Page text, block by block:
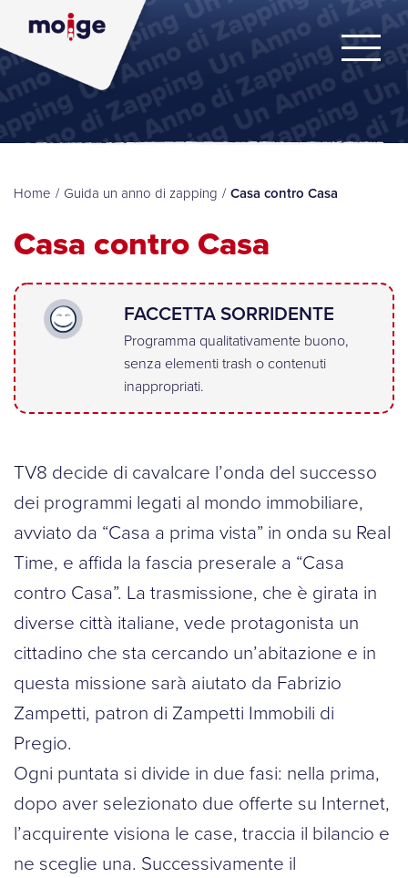
Home / Guida un anno di zapping / Casa contro Casa
Casa contro Casa
FACCETTA SORRIDENTE
Programma qualitativamente buono,
senza elementi trash o contenuti
inappropriati.
TV8 decide di cavalcare l’onda del successo
dei programmi legati al mondo immobiliare,
avviato da “Casa a prima vista” in onda su Real
Time, e affida la fascia preserale a “Casa
contro Casa”. La trasmissione, che è girata in
diverse città italiane, vede protagonista un
cittadino che sta cercando un’abitazione e in
questa missione sarà aiutato da Fabrizio
Zampetti, patron di Zampetti Immobili di
Pregio.
Ogni puntata si divide in due fasi: nella prima,
dopo aver selezionato due offerte su Internet,
l’acquirente visiona le case, traccia il bilancio e
ne sceglie una. Successivamente il